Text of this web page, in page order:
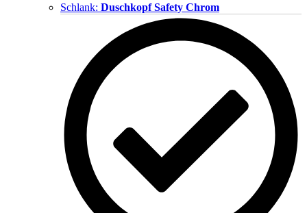
Schlank: Duschkopf Safety Chrom